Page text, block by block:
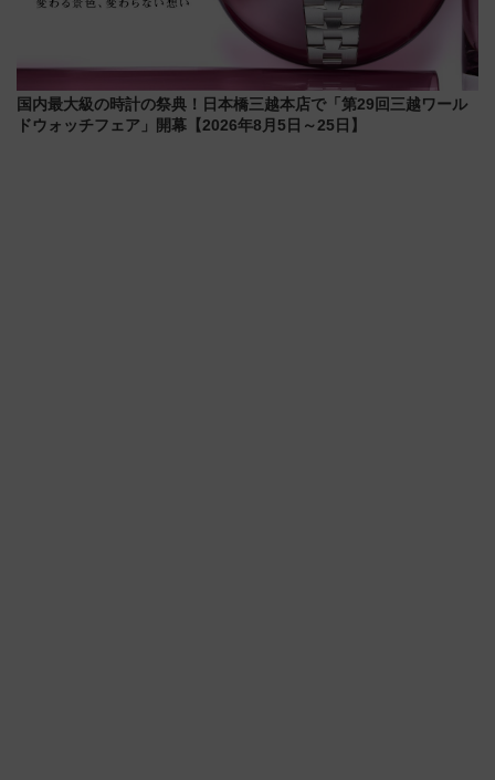
国内最大級の時計の祭典！日本橋三越本店で「第29回三越ワール
ドウォッチフェア」開幕【2026年8月5日～25日】